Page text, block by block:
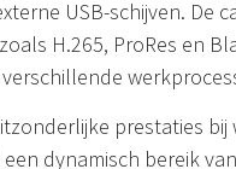
USB-schijven. De
H.265, ProRes en
prestaties
dynamisch bereik